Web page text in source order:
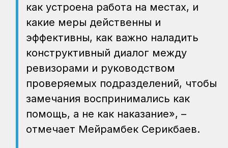
как устроена работа на местах, и
какие меры действенны и
эффективны, как важно наладить
конструктивный диалог между
ревизорами и руководством
проверяемых подразделений, чтобы
замечания воспринимались как
помощь, а не как наказание», –
отмечает Мейрамбек Серикбаев.